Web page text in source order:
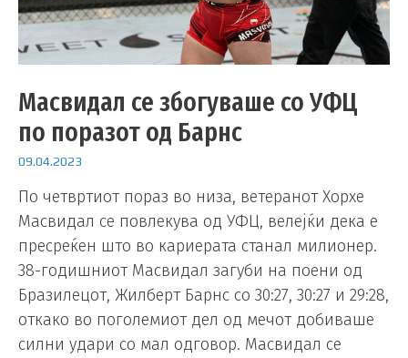
Масвидал се збогуваше со УФЦ
по поразот од Барнс
09.04.2023
По четвртиот пораз во низа, ветеранот Хорхе
Масвидал се повлекува од УФЦ, велејќи дека е
пресреќен што во кариерата станал милионер.
38-годишниот Масвидал загуби на поени од
Бразилецот, Жилберт Барнс со 30:27, 30:27 и 29:28,
откако во поголемиот дел од мечот добиваше
силни удари со мал одговор. Масвидал се